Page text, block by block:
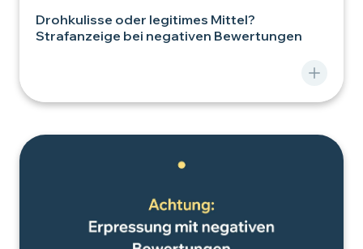
Drohkulisse oder legitimes Mittel?
Strafanzeige bei negativen Bewertungen